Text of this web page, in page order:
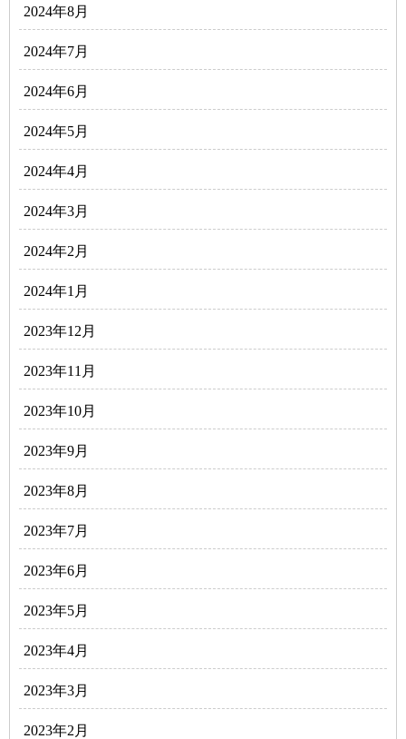
2024年8月
2024年7月
2024年6月
2024年5月
2024年4月
2024年3月
2024年2月
2024年1月
2023年12月
2023年11月
2023年10月
2023年9月
2023年8月
2023年7月
2023年6月
2023年5月
2023年4月
2023年3月
2023年2月